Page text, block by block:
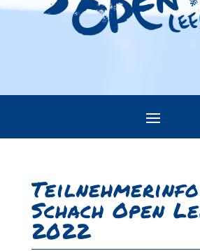
Schach Open
2022